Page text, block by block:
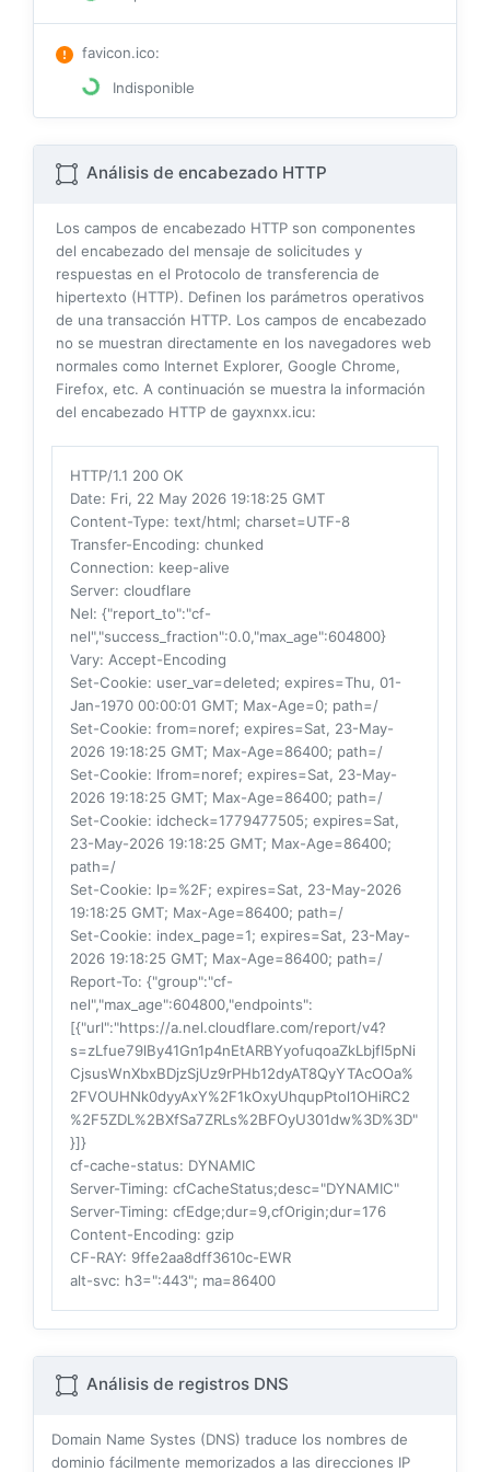
favicon.ico:
Indisponible
Análisis de encabezado HTTP
Los campos de encabezado HTTP son componentes
del encabezado del mensaje de solicitudes y
respuestas en el Protocolo de transferencia de
hipertexto (HTTP). Definen los parámetros operativos
de una transacción HTTP. Los campos de encabezado
no se muestran directamente en los navegadores web
normales como Internet Explorer, Google Chrome,
Firefox, etc. A continuación se muestra la información
del encabezado HTTP de gayxnxx.icu:
HTTP/1.1 200 OK
Date: Fri, 22 May 2026 19:18:25 GMT
Content-Type: text/html; charset=UTF-8
Transfer-Encoding: chunked
Connection: keep-alive
Server: cloudflare
Nel: {"report_to":"cf-
nel","success_fraction":0.0,"max_age":604800}
Vary: Accept-Encoding
Set-Cookie: user_var=deleted; expires=Thu, 01-
Jan-1970 00:00:01 GMT; Max-Age=0; path=/
Set-Cookie: from=noref; expires=Sat, 23-May-
2026 19:18:25 GMT; Max-Age=86400; path=/
Set-Cookie: lfrom=noref; expires=Sat, 23-May-
2026 19:18:25 GMT; Max-Age=86400; path=/
Set-Cookie: idcheck=1779477505; expires=Sat,
23-May-2026 19:18:25 GMT; Max-Age=86400;
path=/
Set-Cookie: lp=%2F; expires=Sat, 23-May-2026
19:18:25 GMT; Max-Age=86400; path=/
Set-Cookie: index_page=1; expires=Sat, 23-May-
2026 19:18:25 GMT; Max-Age=86400; path=/
Report-To: {"group":"cf-
nel","max_age":604800,"endpoints":
[{"url":"https://a.nel.cloudflare.com/report/v4?
s=zLfue79lBy41Gn1p4nEtARBYyofuqoaZkLbjfI5pNi
CjsusWnXbxBDjzSjUz9rPHb12dyAT8QyYTAcOOa%
2FVOUHNk0dyyAxY%2F1kOxyUhqupPtol1OHiRC2
%2F5ZDL%2BXfSa7ZRLs%2BFOyU301dw%3D%3D"
}]}
cf-cache-status: DYNAMIC
Server-Timing: cfCacheStatus;desc="DYNAMIC"
Server-Timing: cfEdge;dur=9,cfOrigin;dur=176
Content-Encoding: gzip
CF-RAY: 9ffe2aa8dff3610c-EWR
alt-svc: h3=":443"; ma=86400
Análisis de registros DNS
Domain Name Systes (DNS) traduce los nombres de
dominio fácilmente memorizados a las direcciones IP